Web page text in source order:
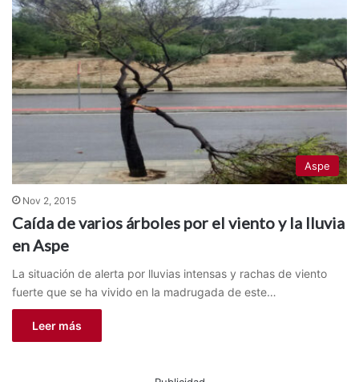
Aspe
Nov 2, 2015
Caída de varios árboles por el viento y la lluvia
en Aspe
La situación de alerta por lluvias intensas y rachas de viento
fuerte que se ha vivido en la madrugada de este…
Leer más